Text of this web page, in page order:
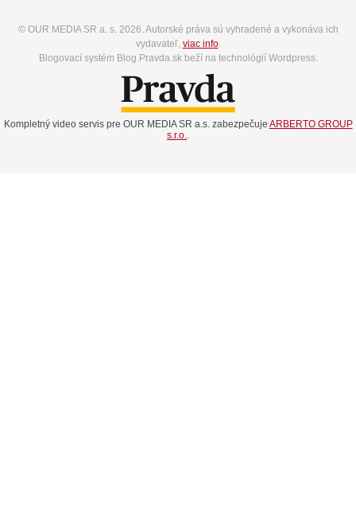
© OUR MEDIA SR a. s. 2026. Autorské práva sú vyhradené a vykonáva ich
vydavateľ, viac info.
Blogovací systém Blog.Pravda.sk beží na technológií Wordpress.
Kompletný video servis pre OUR MEDIA SR a.s. zabezpečuje ARBERTO GROUP
s.r.o..